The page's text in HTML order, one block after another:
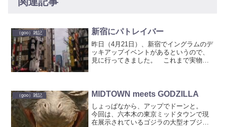
（goo）雑記 新宿にパトレイバー
昨日（4月21日）、新宿でイングラムのデ
ッキアップイベントがあるというので、
見に行ってきました。 これまで実物大
ャンス。 モア4番街...
（goo）雑記 MIDTOWN meets GODZILLA
しょっぱなから、アップでドーンと。
今回は、六本木の東京ミッドタウンで現
在展示されているゴジラの大型オブジ